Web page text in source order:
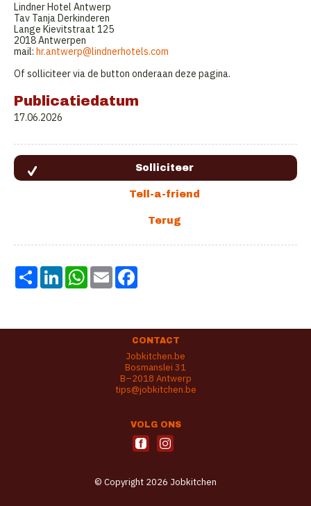
Lindner Hotel Antwerp
Tav Tanja Derkinderen
Lange Kievitstraat 125
2018 Antwerpen
mail: hr.antwerp@lindnerhotels.com
Of solliciteer via de button onderaan deze pagina.
Publicatiedatum
17.06.2026
Share LinkedInWhatsApp
Email
CONTACT
Jobkitchen.be
Bosmanslei 31
B–2018 Antwerp
tips@jobkitchen.be
VOLG ONS
© Copyright 2026 Jobkitchen